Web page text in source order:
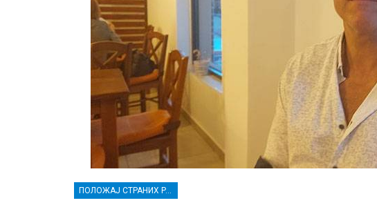
ПОЛОЖАЈ СТРАНИХ РАДНИКА И РАЊИВИХ ГРУПА СТРАНАЦА У РАСИНСКОМ ОКРУГУ